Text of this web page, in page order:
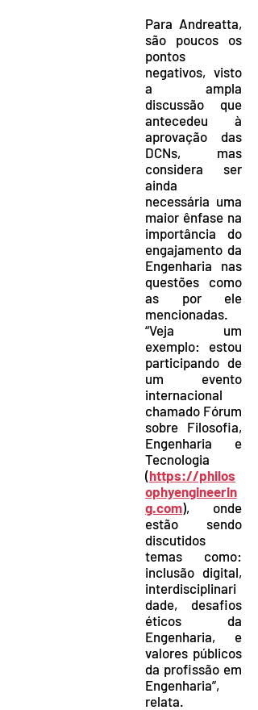
Para Andreatta,
são poucos os
pontos
negativos, visto
a ampla
discussão que
antecedeu à
aprovação das
DCNs, mas
considera ser
ainda
necessária uma
maior ênfase na
importância do
engajamento da
Engenharia nas
questões como
as por ele
mencionadas.
“Veja um
exemplo: estou
participando de
um evento
internacional
chamado Fórum
sobre Filosofia,
Engenharia e
Tecnologia
(https://philos
ophyengineerin
g.com), onde
estão sendo
discutidos
temas como:
inclusão digital,
interdisciplinari
dade, desafios
éticos da
Engenharia, e
valores públicos
da profissão em
Engenharia”,
relata.